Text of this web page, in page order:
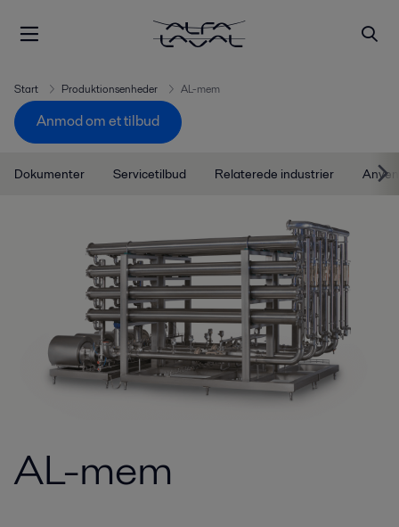
Start Produktionsenheder AL-mem
Anmod om et tilbud
Dokumenter Servicetilbud Relaterede industrier
AL-mem